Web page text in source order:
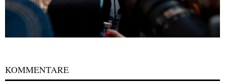
KOMMENTARE